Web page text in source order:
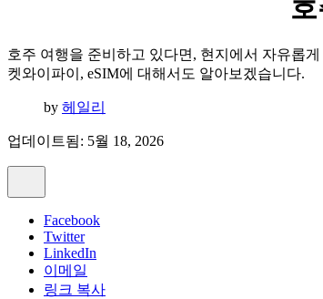
호주 여행을 준비하고 있다면, 현지에서 자유롭
켓와이파이, eSIM에 대해서도 알아보겠습니다.
by 헤일리
업데이트됨: 5월 18, 2026
Facebook
Twitter
LinkedIn
이메일
링크 복사